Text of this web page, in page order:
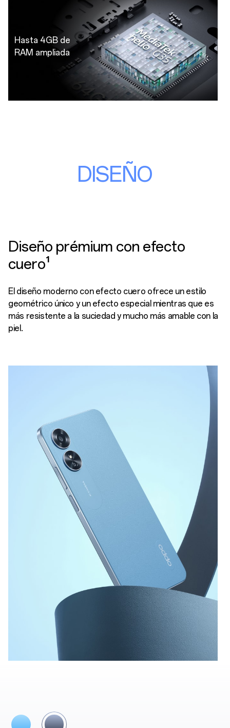
Hasta 4GB de
RAM ampliada
DISEÑO
Diseño prémium con efecto
cuero¹
El diseño moderno con efecto cuero ofrece un estilo
geométrico único y un efecto especial mientras que es
más resistente a la suciedad y mucho más amable con la
piel.